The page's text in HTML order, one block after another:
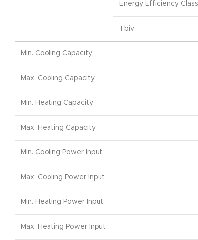
Energy Efficiency Class
Tbiv
Min. Cooling Capacity
Max. Cooling Capacity
Min. Heating Capacity
Max. Heating Capacity
Min. Cooling Power Input
Max. Cooling Power Input
Min. Heating Power Input
Max. Heating Power Input